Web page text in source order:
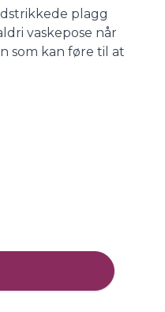
plagg
vaskepose når
som kan føre til at